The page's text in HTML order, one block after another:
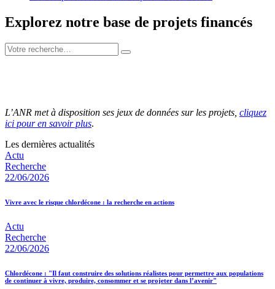
Explorez notre base de projets financés
L’ANR met à disposition ses jeux de données sur les projets, cliquez
ici pour en savoir plus.
Les dernières actualités
Actu
Recherche
22/06/2026
Vivre avec le risque chlordécone : la recherche en actions
Actu
Recherche
22/06/2026
Chlordécone : "Il faut construire des solutions réalistes pour permettre aux populations
de continuer à vivre, produire, consommer et se projeter dans l’avenir"